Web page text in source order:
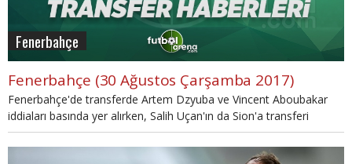
Fenerbahçe
Fenerbahçe (30 Ağustos Çarşamba 2017)
Fenerbahçe'de transferde Artem Dzyuba ve Vincent Aboubakar
iddiaları basında yer alırken, Salih Uçan'ın da Sion'a transferi
gündemde.